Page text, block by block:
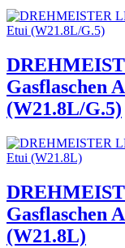
Gasflaschen
(W21.8L/G.5)
Gasflaschen
(W21.8L)